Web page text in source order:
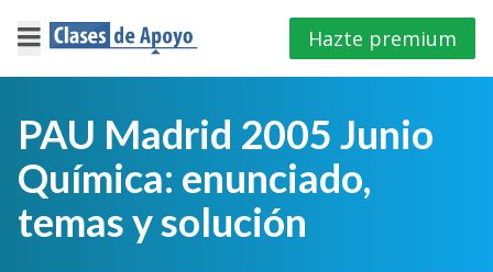
×
Iniciar
sesión
Hazte premium
PAU Madrid 2005 Junio
Química: enunciado,
temas y solución